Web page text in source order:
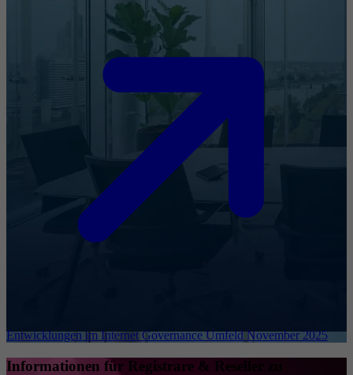
Entwicklungen im Internet Governance Umfeld November 2025
Informationen für Registrare & Reseller zu